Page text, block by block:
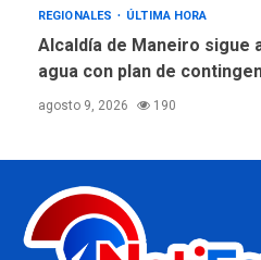
REGIONALES ÚLTIMA HORA
Alcaldía de Maneiro sigue
agua con plan de
agosto 9, 2026 190